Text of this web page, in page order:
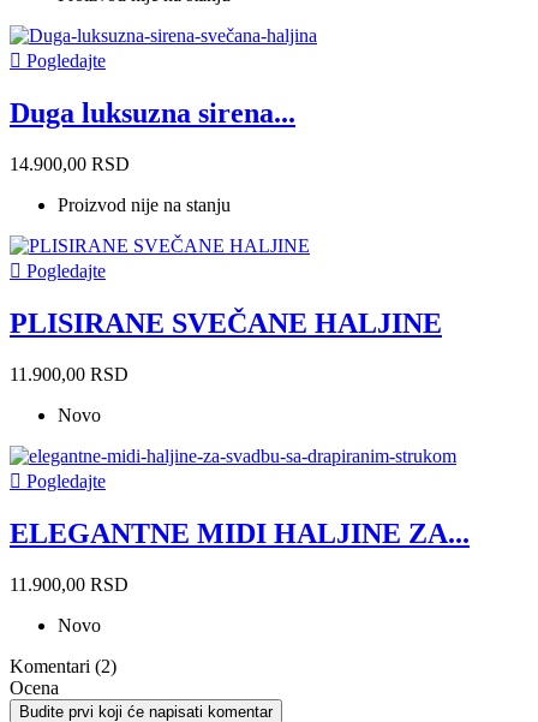
 Pogledajte
Duga luksuzna sirena...
14.900,00 RSD
Proizvod nije na stanju
 Pogledajte
PLISIRANE SVEČANE HALJINE
11.900,00 RSD
Novo
 Pogledajte
ELEGANTNE MIDI HALJINE ZA...
11.900,00 RSD
Novo
Komentari (2)
Ocena
Budite prvi koji će napisati komentar